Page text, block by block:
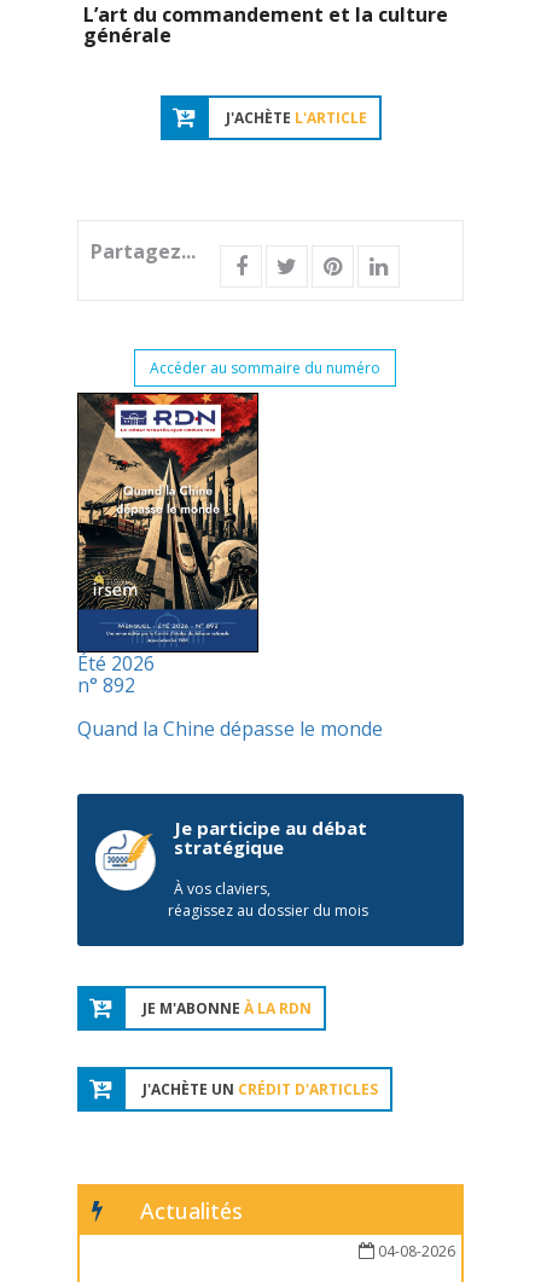
L’art du commandement et la culture
générale
J'ACHÈTE L'ARTICLE
Partagez...
Accéder au sommaire du numéro
Été 2026
n° 892
Quand la Chine dépasse le monde
Je participe au débat
stratégique
À vos claviers,
réagissez au dossier du mois
JE M'ABONNE À LA RDN
J'ACHÈTE UN CRÉDIT D'ARTICLES
Actualités
04-08-2026